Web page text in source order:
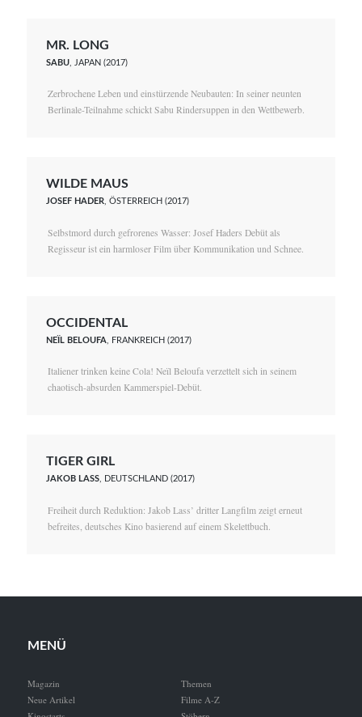
MR. LONG
SABU , JAPAN (2017)
Zerbrochene Leben und einstürzende Neubauten: In seiner neunten
Berlinale-Teilnahme schickt Sabu Rindersuppen in den Wettbewerb.
WILDE MAUS
JOSEF HADER, ÖSTERREICH (2017)
Selbstmord durch gefrorenes Wasser: Josef Haders Debüt als
Regisseur ist ein harmloser Film über Kommunikation und Schnee.
OCCIDENTAL
NEÏL BELOUFA , FRANKREICH (2017)
Italiener trinken keine Cola! Neïl Beloufa verzettelt sich in seinem
chaotisch-absurden Kammerspiel-Debüt.
TIGER GIRL
JAKOB LASS , DEUTSCHLAND (2017)
Freiheit durch Reduktion: Jakob Lass’ dritter Langfilm zeigt erneut
befreites, deutsches Kino basierend auf einem Skelettbuch.
MENÜ
Magazin
Neue Artikel
Themen
Filme A-Z